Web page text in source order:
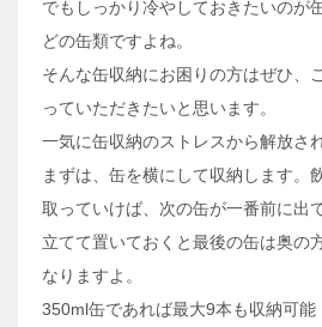
でもしっかり冷やしておきたいのが
どの缶類ですよね。
そんな缶収納にお困りの方はぜひ、
っていただきたいと思います。
一気に缶収納のストレスから解放さ
まずは、缶を横にして収納します。
取っていけば、次の缶が一番前に出
立てて置いておくと最後の缶は奥の
なりますよ。
350ml缶であれば最大9本も収納可能